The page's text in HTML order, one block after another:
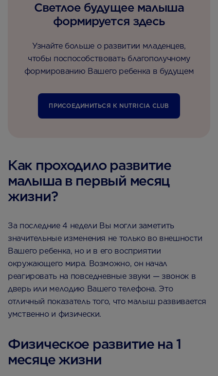
Светлое будущее малыша
формируется здесь
Узнайте больше о развитии младенцев,
чтобы поспособствовать благополучному
формированию Вашего ребенка в будущем
ПРИСОЕДИНИТЬСЯ К NUTRICIA CLUB
Как проходило развитие
малыша в первый месяц
жизни?
За последние 4 недели Вы могли заметить
значительные изменения не только во внешности
Вашего ребенка, но и в его восприятии
окружающего мира. Возможно, он начал
реагировать на повседневные звуки — звонок в
дверь или мелодию Вашего телефона. Это
отличный показатель того, что малыш развивается
умственно и физически.
Физическое развитие на 1
месяце жизни